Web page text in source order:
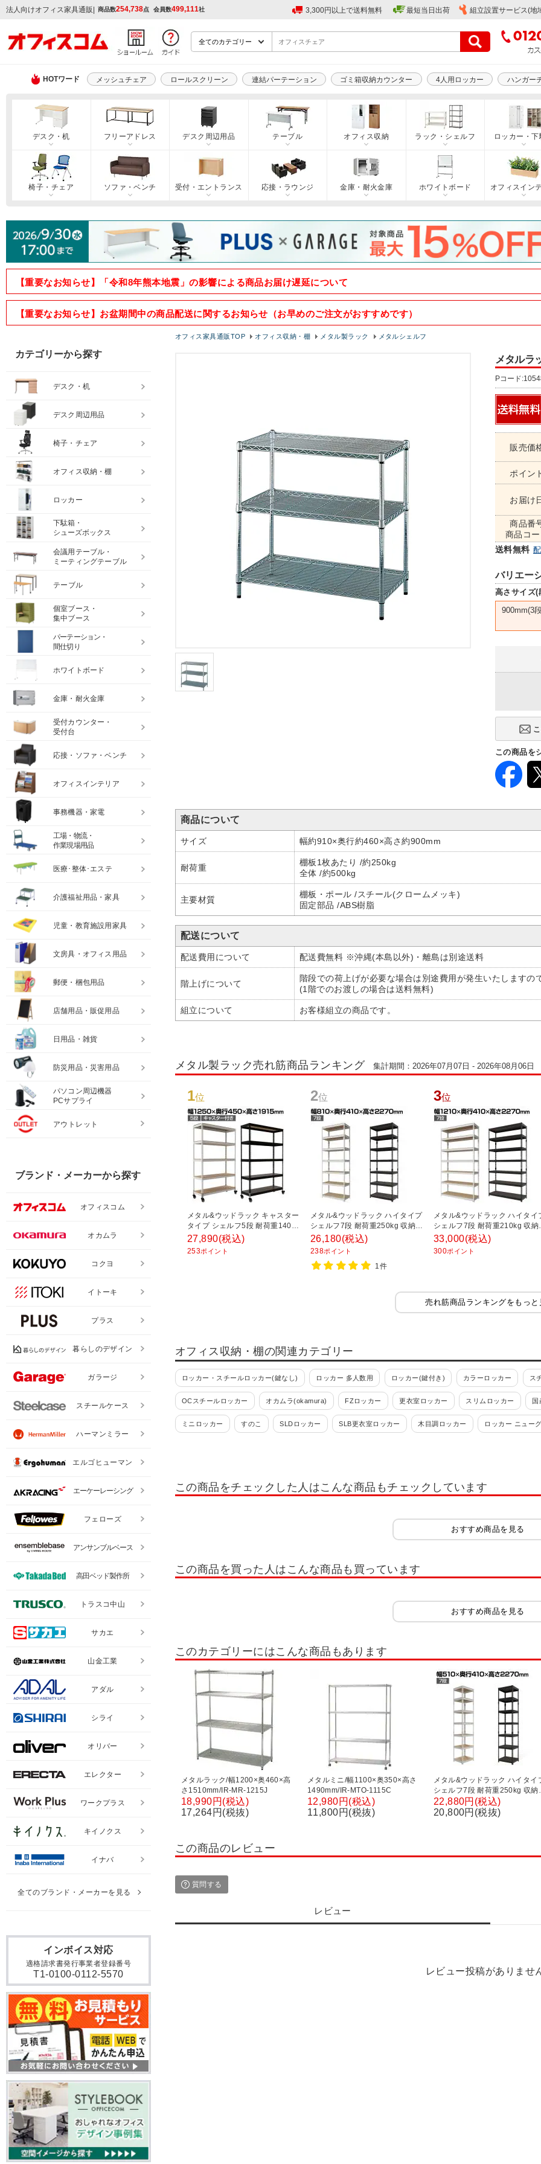
法人向けオフィス家具通販 | 商品数254,738点 会員数499,111社 3,300円以上で送料無料 最短当日出荷 組立設置サービス(地
HOTワード メッシュチェア ロールスクリーン 連結パーテーション ゴミ箱収納カウンター 4人用ロッカー ハンガー
デスク・机 フリーアドレス デスク周辺用品 テーブル オフィス収納 ラック・シェルフ ロッカー・下
椅子・チェア ソファ・ベンチ 受付・エントランス 応接・ラウンジ 金庫・耐火金庫 ホワイトボード オフィスイン
【重要なお知らせ】「令和8年熊本地震」の影響による商品お届け遅延について
【重要なお知らせ】お盆期間中の商品配送に関するお知らせ（お早めのご注文がおすすめです）
オフィス家具通販TOP オフィス収納・棚 メタル製ラック メタルシェルフ
メタルラ
Pコード
販売価
ポイン
お届け
商品番
商品コー
送料無料
バリエー
高さサイズ(
900mm(3
この商品を
商品について
サイズ 幅約910×奥行約460×高さ約900mm
耐荷重
棚板1枚あたり /約250kg
全体 /約500kg
主要材質
棚板・ポール /スチール(クロームメッキ)
固定部品 /ABS樹脂
配送について
配送費用について 配送費無料 ※沖縄(本島以外)・離島は別途送料
階上げについて
階段での荷上げが必要な場合は別途費用が発生いたしますの
(1階でのお渡しの場合は送料無料)
組立について お客様組立の商品です。
メタル製ラック売れ筋商品ランキング 集計期間：2026年07月07日 - 2026年08月06日
1位
メタル&ウッドラック キャスター
タイプ シェルフ5段 耐荷重140kg
スチールラック オープンラック
リバーシブル棚 MK-825 収納 幅
1250×奥行450×高さ1915mm
27,890(税込)
253ポイント
2位
メタル&ウッドラック ハイタイプ
シェルフ7段 耐荷重250kg 収納
スチールラック オープンラック
リバーシブル棚 MK-2287 幅
810×奥行410×高さ2270mm
26,180(税込)
238ポイント
1件
3位
メタル&ウッドラック ハイタイ
シェルフ7段 耐荷重210kg 収納
スチールラック オープンラック
リバーシブル棚 MK-2227 幅
1210×奥行410×高さ2270mm
33,000(税込)
300ポイント
売れ筋商品ランキングをもっと
オフィス収納・棚の関連カテゴリー
ロッカー・スチールロッカー(鍵なし) ロッカー 多人数用 ロッカー(鍵付き) カラーロッカー ス
OCスチールロッカー オカムラ(okamura) FZロッカー 更衣室ロッカー スリムロッカー 国
ミニロッカー すのこ SLDロッカー SLB更衣室ロッカー 木目調ロッカー ロッカー ニュー
ロッカー 10人用 ロッカー 12人用 ロッカー 多人数用 ロッカーホワイト系(白)
木製キャビネット・木製ラック・木製書庫 役員用家具 扉
シューズボックス オープンタイプ 可動棚
シューズボックス 24人用～30人用 シューズボックス 32人用
屋外用ラック ステンレスラック キャスター付きラック 木棚スチールラック
スチールラック 収納棚 30kg～50kg/段 スチールラック 軽量棚 80kg/段
スチールラック 軽中量棚 150kg/段 スチールラック 中量棚 250kg/段
スチールラック ボード棚 PB 国産軽量ラック 150kg/段 ショップラッ
スチールラック オプション メタル製ラック
オフィスキッチン・食器棚 キッチンワゴン カウンター・カウンター収納 レンジ台・キッチン棚
テレビ台・テレビスタンド・ローボード プリンター台・プリンターラック・プリンターワゴン ファイル
コンテナボックス・収納ボックス 収納ボックス 折りたたみコンテナ・オリコン コンテナ・コンテ
ワードローブ・クローゼット
この商品をチェックした人はこんな商品もチェックしています
おすすめ商品を見る
この商品を買った人はこんな商品も買っています
おすすめ商品を見る
このカテゴリーにはこんな商品もあります
メタルラック/幅1200×奥460×高
さ1510mm/IR-MR-1215J
18,990円(税込)
17,264円(税抜)
メタルミニ/幅1100×奥350×高さ
1490mm/IR-MTO-1115C
12,980円(税込)
11,800円(税抜)
メタル&ウッドラック ハイタイ
シェルフ7段 耐荷重250kg 収納
スチールラック オープンラック
リバーシブル棚 MK-2257 幅
22,880円(税込)
20,800円(税抜)
この商品のレビュー
質問する
レビュー
レビュー投稿がありませ
インボイス対応
適格請求書発行事業者登録番号
T1-0100-0112-5570
カテゴリーから探す
デスク・机
デスク周辺用品
椅子・チェア
オフィス収納・棚
ロッカー
下駄箱・
シューズボックス
会議用テーブル・
ミーティングテーブル
テーブル
個室ブース・
集中ブース
パーテーション・
間仕切り
ホワイトボード
金庫・耐火金庫
受付カウンター・
受付台
応接・ソファ・ベンチ
オフィスインテリア
事務機器・家電
工場・物流・
作業現場用品
医療･整体･エステ
介護福祉用品・家具
児童・教育施設用家具
文房具・オフィス用品
郵便・梱包用品
店舗用品・販促用品
日用品・雑貨
防災用品・災害用品
パソコン周辺機器
PCサプライ
アウトレット
ブランド・メーカーから探す
オフィスコム
オカムラ
コクヨ
イトーキ
プラス
暮らしのデザイン
ガラージ
スチールケース
ハーマンミラー
エルゴヒューマン
エーケーレーシング
フェローズ
アンサンブルベース
高田ベッド製作所
トラスコ中山
サカエ
山金工業
アダル
シライ
オリバー
エレクター
ワークプラス
キイノクス
イナバ
全てのブランド・メーカーを見る